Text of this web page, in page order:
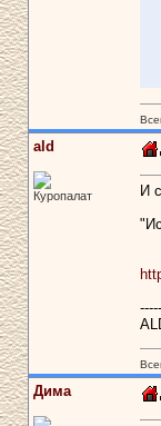
ald
Куропалат
И
-----
Дима